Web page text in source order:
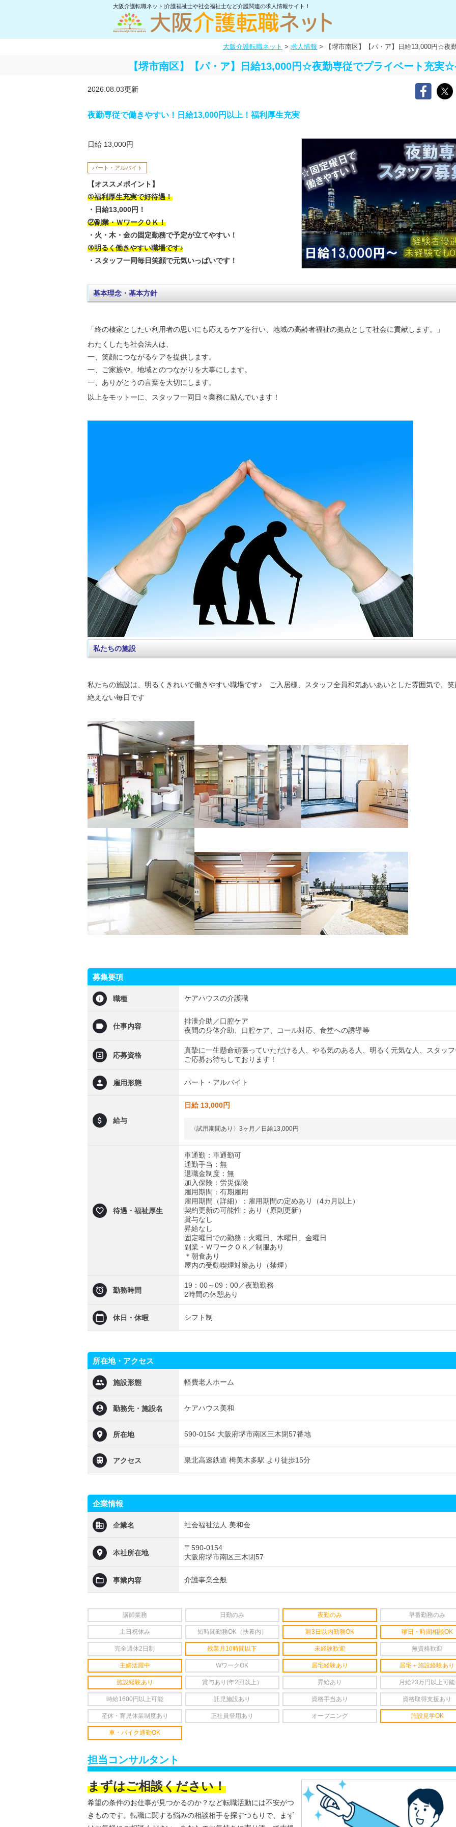
大阪介護転職ネット|介護福祉士や社会福祉士など介護関連の求人情報サイト！
大阪介護転職ネット > 求人情報 > 【堺市南区】【パ・ア】日給13,000円☆
【堺市南区】【パ・ア】日給13,000円☆夜勤専従でプライベート充実
2026.08.03更新
夜勤専従で働きやすい！日給13,000円以上！福利厚生充実
日給 13,000円
パート・アルバイト
【オススメポイント】
①福利厚生充実で好待遇！
・日給13,000円！
②副業・ＷワークＯＫ！
・火・木・金の固定勤務で予定が立てやすい！
③明るく働きやすい職場です♪
・スタッフ一同毎日笑顔で元気いっぱいです！
基本理念・基本方針
「終の棲家としたい利用者の思いにも応えるケアを行い、地域の高齢者福祉の拠点として社会に貢献します。」
わたくしたち社会法人は、
一、笑顔につながるケアを提供します。
一、ご家族や、地域とのつながりを大事にします。
一、ありがとうの言葉を大切にします。
以上をモットーに、スタッフ一同日々業務に励んでいます！
私たちの施設
私たちの施設は、明るくきれいで働きやすい職場です♪ ご入居様、スタッフ全員和気あいあいとした雰囲気で、笑
絶えない毎日です
募集要項
職種 ケアハウスの介護職
仕事内容
排泄介助／口腔ケア
夜間の身体介助、口腔ケア、コール対応、食堂への誘導等
応募資格
真摯に一生懸命頑張っていただける人、やる気のある人、明るく元気な人、スタッ
ご応募お待ちしております！
雇用形態 パート・アルバイト
給与
日給 13,000円
〈試用期間あり〉3ヶ月／日給13,000円
待遇・福祉厚生
車通勤：車通勤可
通勤手当：無
退職金制度：無
加入保険：労災保険
雇用期間：有期雇用
雇用期間（詳細）：雇用期間の定めあり（4カ月以上）
契約更新の可能性：あり（原則更新）
賞与なし
昇給なし
固定曜日での勤務：火曜日、木曜日、金曜日
副業・ＷワークＯＫ／制服あり
＊朝食あり
屋内の受動喫煙対策あり（禁煙）
勤務時間
19：00～09：00／夜勤勤務
2時間の休憩あり
休日・休暇 シフト制
所在地・アクセス
施設形態 軽費老人ホーム
勤務先・施設名 ケアハウス美和
所在地 590-0154 大阪府堺市南区三木閉57番地
アクセス 泉北高速鉄道 栂美木多駅 より徒歩15分
企業情報
企業名 社会福祉法人 美和会
本社所在地
〒590-0154
大阪府堺市南区三木閉57
事業内容 介護事業全般
講師業務 日勤のみ 夜勤のみ 早番勤務のみ
土日祝休み 短時間勤務OK（扶養内） 週3日以内勤務OK 曜日・時間相談OK
完全週休2日制 残業月10時間以下 未経験歓迎 無資格歓迎
主婦活躍中 WワークOK 居宅経験あり 居宅＋施設経験あり
施設経験あり 賞与あり(年2回以上） 昇給あり 月給23万円以上可能
時給1600円以上可能 託児施設あり 資格手当あり 資格取得支援あり
産休・育児休業制度あり 正社員登用あり オープニング 施設見学OK
車・バイク通勤OK
担当コンサルタント
まずはご相談ください！
希望の条件のお仕事が見つかるのか？など転職活動には不安がつ
きものです。転職に関する悩みの相談相手を探すつもりで、まず